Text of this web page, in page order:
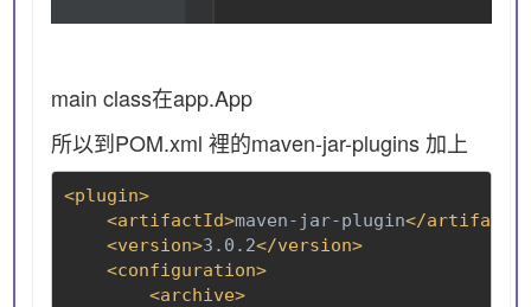
main class在app.App
所以到POM.xml 裡的maven-jar-plugins 加上
<plugin>
    <artifactId>
maven-jar-plugin
    <version>
3.0.2
</version>
    <configuration>
        <archive>